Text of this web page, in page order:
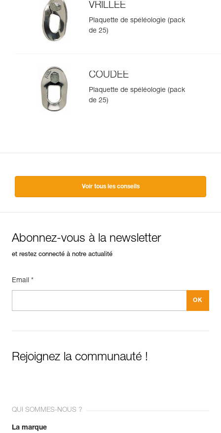
VRILLEE
Plaquette de spéléologie (pack
de 25)
COUDEE
Plaquette de spéléologie (pack
de 25)
Voir tous les conseils
Abonnez-vous à la newsletter
et restez connecté à notre actualité
Email *
Rejoignez la communauté !
QUI SOMMES-NOUS ?
La marque